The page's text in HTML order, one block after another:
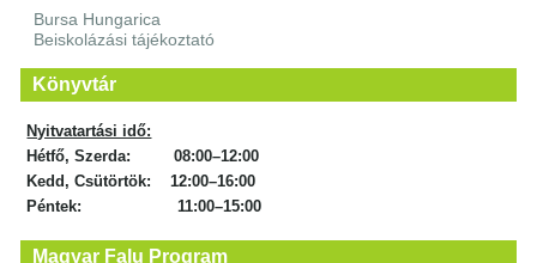
Bursa Hungarica
Beiskolázási tájékoztató
Könyvtár
Nyitvatartási idő:
Hétfő, Szerda: 08:00–12:00
Kedd, Csütörtök: 12:00–16:00
Péntek: 11:00–15:00
Magyar Falu Program